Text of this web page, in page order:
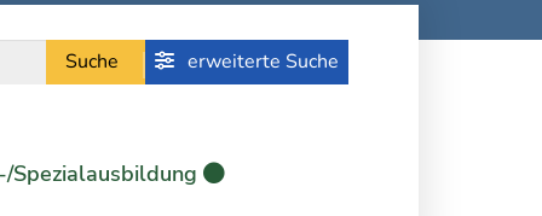
Suche erweiterte Suche
Spezialausbildung